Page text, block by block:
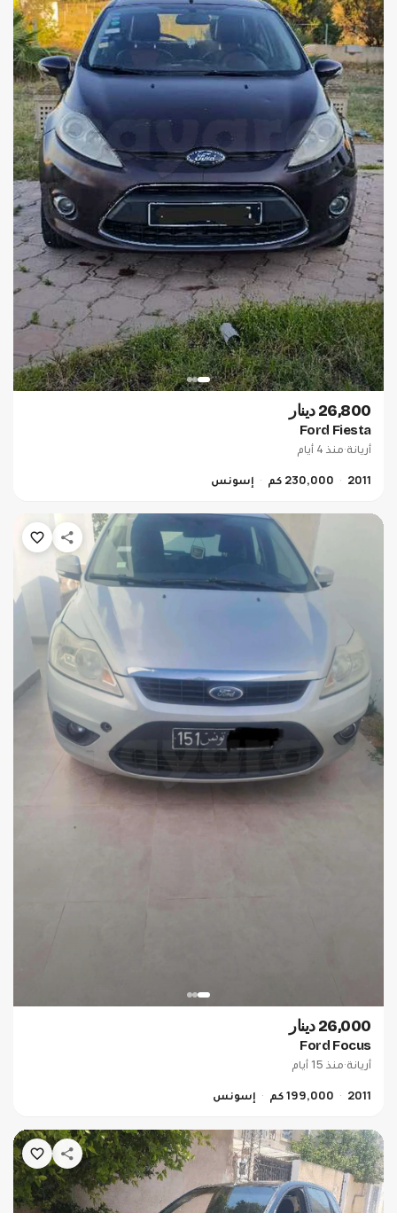
26,800 دينار
Ford Fiesta
أريانة·منذ 4 أيام
2011
230,000 كم إسونس
26,000 دينار
Ford Focus
أريانة·منذ 15 أيام
2011
199,000 كم إسونس